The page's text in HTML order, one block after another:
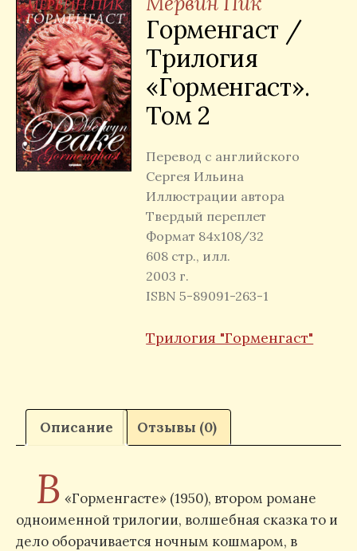
Горменгаст /
Трилогия
«Горменгаст».
Том 2
Перевод с английского
Сергея Ильина
Иллюстрации автора
Твердый переплет
Формат 84х108/32
608 стр., илл.
2003 г.
ISBN 5-89091-263-1
Трилогия "Горменгаст"
Описание Отзывы (0)
В «Горменгасте» (1950), втором романе
одноименной трилогии, волшебная сказка то и
дело оборачивается ночным кошмаром, в